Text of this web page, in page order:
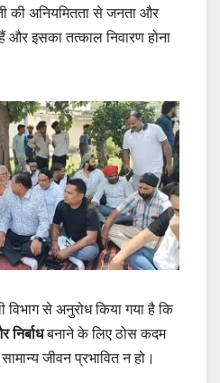
की अनियमितता से जनता और
हैं और इसका तत्काल निवारण होना
से अनुरोध किया गया है कि
निर्बाधबनाने के लिए ठोस कदम
जीवन प्रभावित न हो।